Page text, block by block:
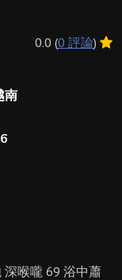
0.0 (0 評論)
南
深喉嚨 69 浴中蕭